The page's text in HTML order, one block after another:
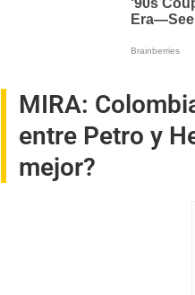
MIRA:
entre Petro y
mejor?